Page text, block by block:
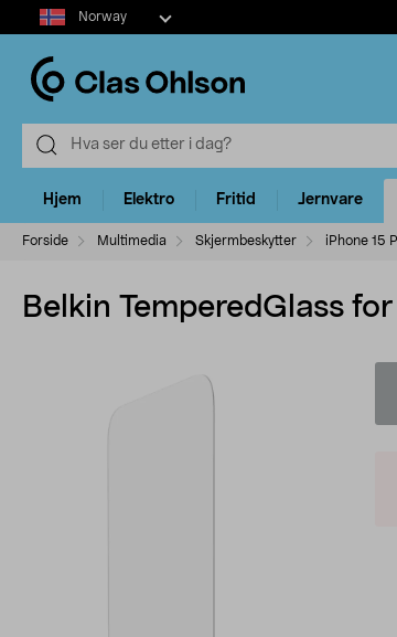
Select
market
Norway
Hjem Elektro Fritid Jernvare
Forside Multimedia Skjermbeskytter iPhone 15
Belkin TemperedGlass